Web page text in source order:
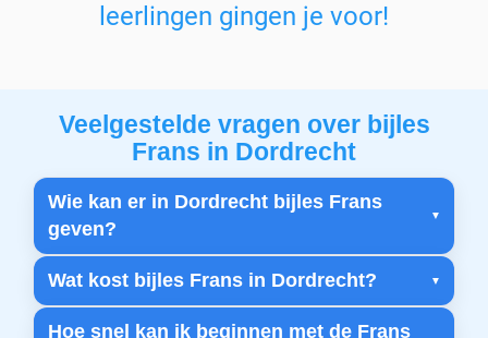
leerlingen gingen je voor!
Veelgestelde vragen over bijles
Frans in Dordrecht
Wie kan er in Dordrecht bijles Frans
geven?
Wat kost bijles Frans in Dordrecht?
Hoe snel kan ik beginnen met de Frans